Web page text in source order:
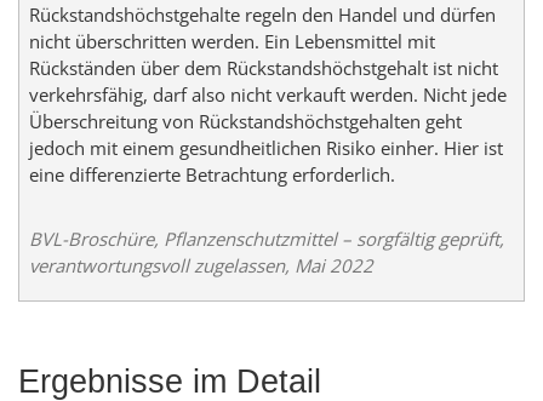
Rückstandshöchstgehalte regeln den Handel und dürfen
nicht überschritten werden. Ein Lebensmittel mit
Rückständen über dem Rückstandshöchstgehalt ist nicht
verkehrsfähig, darf also nicht verkauft werden. Nicht jede
Überschreitung von Rückstandshöchstgehalten geht
jedoch mit einem gesundheitlichen Risiko einher. Hier ist
eine differenzierte Betrachtung erforderlich.
BVL-Broschüre, Pflanzenschutzmittel – sorgfältig geprüft,
verantwortungsvoll zugelassen, Mai 2022
Ergebnisse im Detail